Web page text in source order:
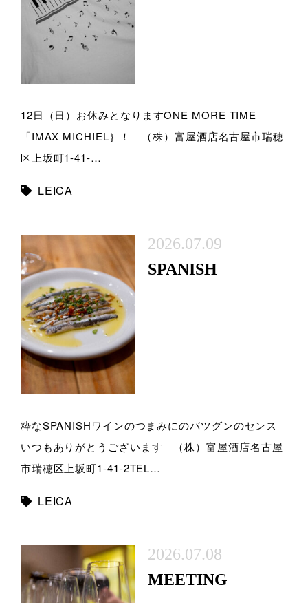
12日（日）お休みとなりますONE MORE TIME
「IMAX MICHIEL｝！ （株）富屋酒店名古屋市瑞穂
区上坂町1-41-…
LEICA
2026.07.09
SPANISH
粋なSPANISHワインのつまみにのバツグンのセンス
いつもありがとうございます （株）富屋酒店名古屋
市瑞穂区上坂町1-41-2TEL…
LEICA
2026.07.08
MEETING